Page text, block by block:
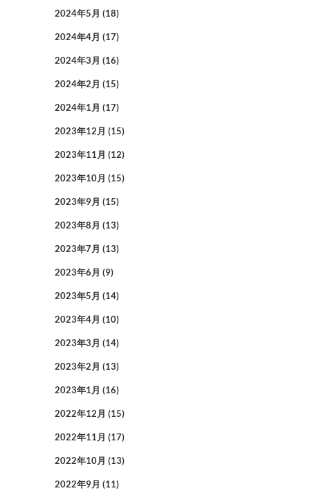
2024年5月 (18)
2024年4月 (17)
2024年3月 (16)
2024年2月 (15)
2024年1月 (17)
2023年12月 (15)
2023年11月 (12)
2023年10月 (15)
2023年9月 (15)
2023年8月 (13)
2023年7月 (13)
2023年6月 (9)
2023年5月 (14)
2023年4月 (10)
2023年3月 (14)
2023年2月 (13)
2023年1月 (16)
2022年12月 (15)
2022年11月 (17)
2022年10月 (13)
2022年9月 (11)